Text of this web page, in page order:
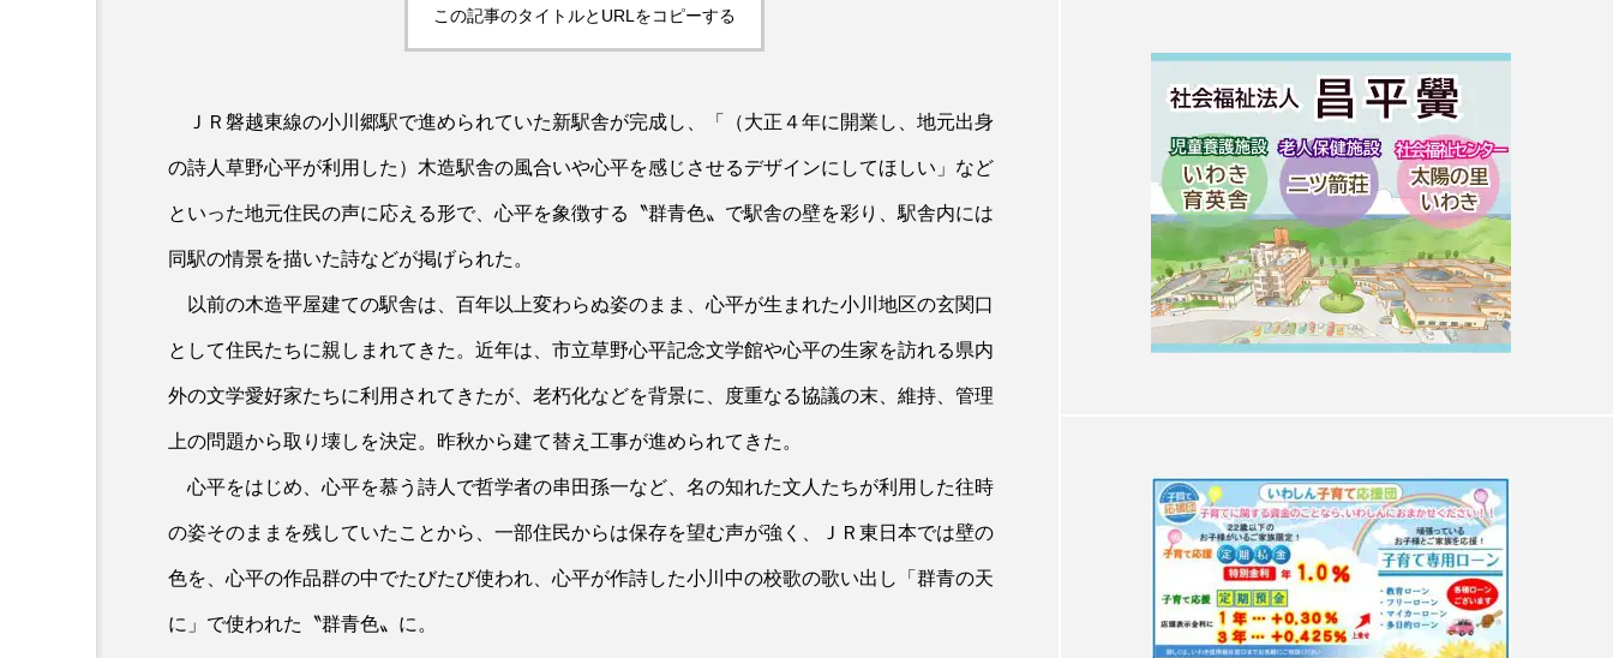
この記事のタイトルとURLをコピーする
ＪＲ磐越東線の小川郷駅で進められていた新駅舎が完成し、「（大正４年に開業し、地元出身
の詩人草野心平が利用した）木造駅舎の風合いや心平を感じさせるデザインにしてほしい」など
といった地元住民の声に応える形で、心平を象徴する〝群青色〟で駅舎の壁を彩り、駅舎内には
同駅の情景を描いた詩などが掲げられた。
以前の木造平屋建ての駅舎は、百年以上変わらぬ姿のまま、心平が生まれた小川地区の玄関口
として住民たちに親しまれてきた。近年は、市立草野心平記念文学館や心平の生家を訪れる県内
外の文学愛好家たちに利用されてきたが、老朽化などを背景に、度重なる協議の末、維持、管理
上の問題から取り壊しを決定。昨秋から建て替え工事が進められてきた。
心平をはじめ、心平を慕う詩人で哲学者の串田孫一など、名の知れた文人たちが利用した往時
の姿そのままを残していたことから、一部住民からは保存を望む声が強く、ＪＲ東日本では壁の
色を、心平の作品群の中でたびたび使われ、心平が作詩した小川中の校歌の歌い出し「群青の天
に」で使われた〝群青色〟に。